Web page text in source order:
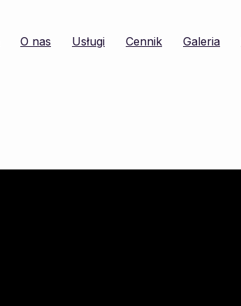
O nas Usługi Cennik Galeria